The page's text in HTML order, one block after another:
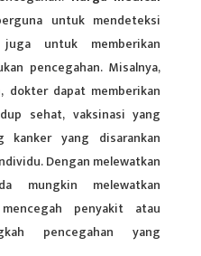
untuk mendeteksi
untuk memberikan
pencegahan. Misalnya,
dokter dapat memberikan
sehat, vaksinasi yang
kanker yang disarankan
Dengan melewatkan
mungkin melewatkan
penyakit atau
pencegahan yang